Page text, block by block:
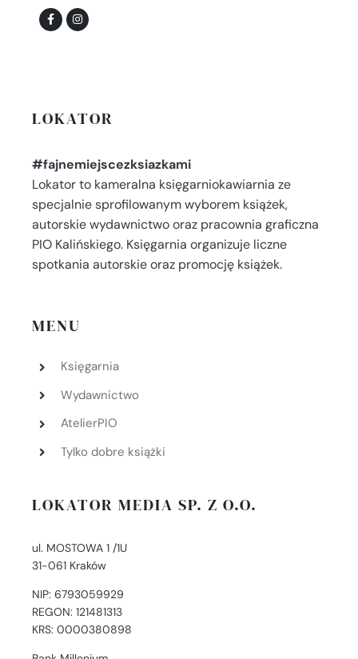
LOKATOR
#fajnemiejscezksiazkami
Lokator to kameralna księgarniokawiarnia ze
specjalnie sprofilowanym wyborem książek,
autorskie wydawnictwo oraz pracownia graficzna
PIO Kalińskiego. Księgarnia organizuje liczne
spotkania autorskie oraz promocję książek.
MENU
Księgarnia
Wydawnictwo
AtelierPIO
Tylko dobre książki
LOKATOR MEDIA SP. Z O.O.
ul. MOSTOWA 1 /1U
31-061 Kraków
NIP: 6793059929
REGON: 121481313
KRS: 0000380898